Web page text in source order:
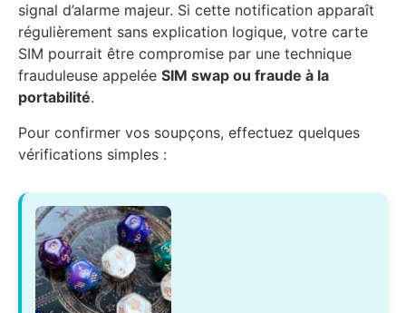
signal d’alarme majeur. Si cette notification apparaît
régulièrement sans explication logique, votre carte
SIM pourrait être compromise par une technique
frauduleuse appelée SIM swap ou fraude à la
portabilité.
Pour confirmer vos soupçons, effectuez quelques
vérifications simples :